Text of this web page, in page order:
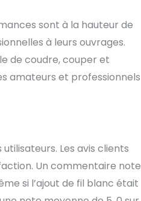
sont à la hauteur de
à leurs ouvrages.
de coudre, couper et
amateurs et professionnels
Les avis clients
Un commentaire note
si l’ajout de fil blanc était